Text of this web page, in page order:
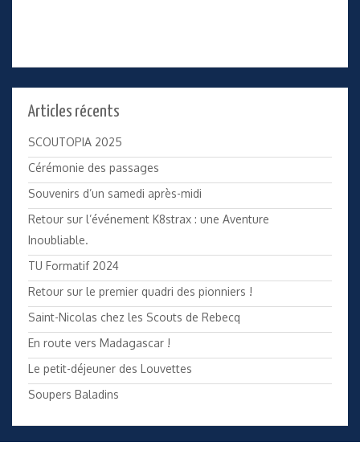
Articles récents
SCOUTOPIA 2025
Cérémonie des passages
Souvenirs d’un samedi après-midi
Retour sur l’événement K8strax : une Aventure
Inoubliable.
TU Formatif 2024
Retour sur le premier quadri des pionniers !
Saint-Nicolas chez les Scouts de Rebecq
En route vers Madagascar !
Le petit-déjeuner des Louvettes
Soupers Baladins